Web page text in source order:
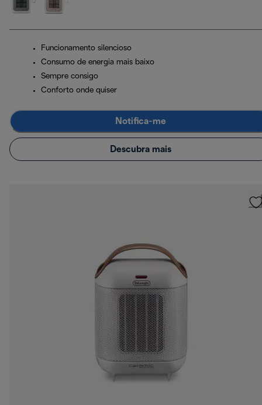
Funcionamento silencioso
Consumo de energia mais baixo
Sempre consigo
Conforto onde quiser
Notifica-me
Descubra mais